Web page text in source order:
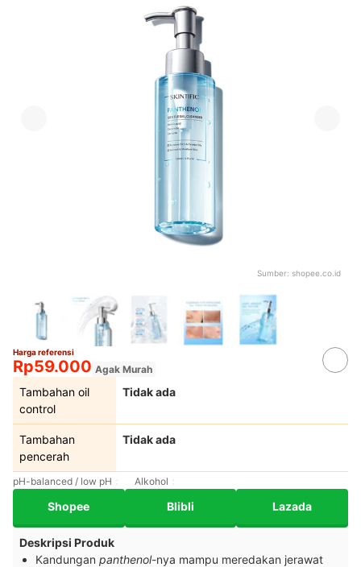
Sumber: shopee.co.id
Harga referensi
Rp59.000 Agak Murah
Tambahan oil
control
Tidak ada
Tambahan
pencerah
Tidak ada
pH-balanced / low pH Alkohol
Shopee Blibli Lazada
Deskripsi Produk
Kandungan panthenol-nya mampu meredakan jerawat